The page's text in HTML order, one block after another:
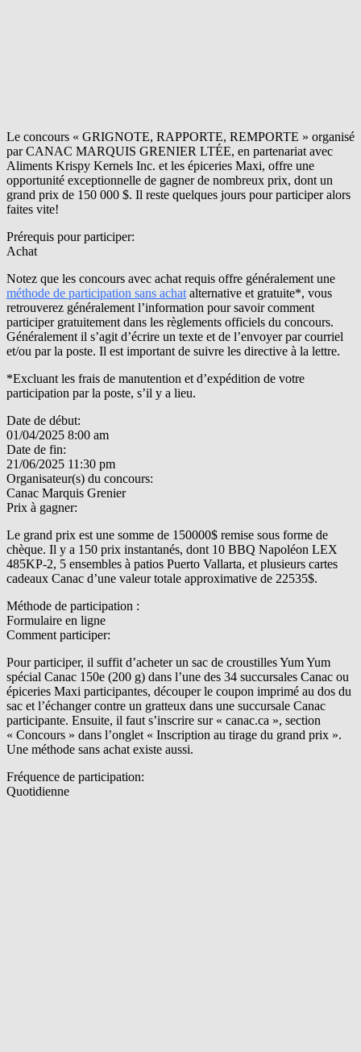
Le concours « GRIGNOTE, RAPPORTE, REMPORTE » organisé
par CANAC MARQUIS GRENIER LTÉE, en partenariat avec
Aliments Krispy Kernels Inc. et les épiceries Maxi, offre une
opportunité exceptionnelle de gagner de nombreux prix, dont un
grand prix de 150 000 $. Il reste quelques jours pour participer alors
faites vite!
Prérequis pour participer:
Achat
Notez que les concours avec achat requis offre généralement une
méthode de participation sans achat alternative et gratuite*, vous
retrouverez généralement l’information pour savoir comment
participer gratuitement dans les règlements officiels du concours.
Généralement il s’agit d’écrire un texte et de l’envoyer par courriel
et/ou par la poste. Il est important de suivre les directive à la lettre.
*Excluant les frais de manutention et d’expédition de votre
participation par la poste, s’il y a lieu.
Date de début:
01/04/2025 8:00 am
Date de fin:
21/06/2025 11:30 pm
Organisateur(s) du concours:
Canac Marquis Grenier
Prix à gagner:
Le grand prix est une somme de 150000$ remise sous forme de
chèque. Il y a 150 prix instantanés, dont 10 BBQ Napoléon LEX
485KP-2, 5 ensembles à patios Puerto Vallarta, et plusieurs cartes
cadeaux Canac d’une valeur totale approximative de 22535$.
Méthode de participation :
Formulaire en ligne
Comment participer:
Pour participer, il suffit d’acheter un sac de croustilles Yum Yum
spécial Canac 150e (200 g) dans l’une des 34 succursales Canac ou
épiceries Maxi participantes, découper le coupon imprimé au dos du
sac et l’échanger contre un gratteux dans une succursale Canac
participante. Ensuite, il faut s’inscrire sur « canac.ca », section
« Concours » dans l’onglet « Inscription au tirage du grand prix ».
Une méthode sans achat existe aussi.
Fréquence de participation:
Quotidienne